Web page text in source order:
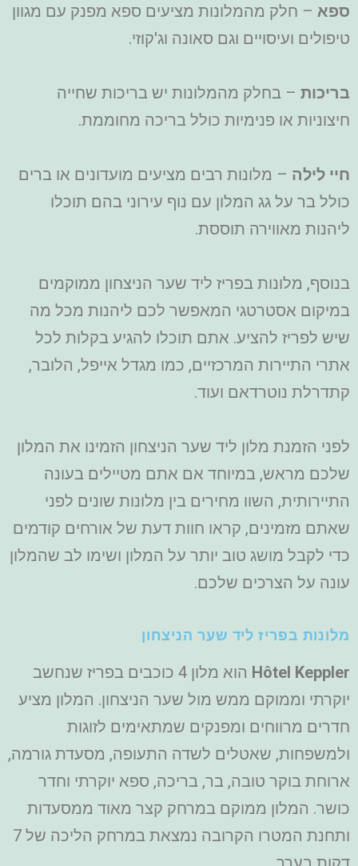
ספא – חלק מהמלונות מציעים ספא מפנק עם מגוון
טיפולים ועיסויים וגם סאונה וג'קוזי.
בריכות – בחלק מהמלונות יש בריכות שחייה
חיצוניות או פנימיות כולל בריכה מחוממת.
חיי לילה – מלונות רבים מציעים מועדונים או ברים
כולל בר על גג המלון עם נוף עירוני בהם תוכלו
ליהנות מאווירה תוססת.
בנוסף, מלונות בפריז ליד שער הניצחון ממוקמים
במיקום אסטרטגי המאפשר לכם ליהנות מכל מה
שיש לפריז להציע. אתם תוכלו להגיע בקלות לכל
אתרי התיירות המרכזיים, כמו מגדל אייפל, הלובר,
קתדרלת נוטרדאם ועוד.
לפני הזמנת מלון ליד שער הניצחון הזמינו את המלון
שלכם מראש, במיוחד אם אתם מטיילים בעונה
התיירותית, השוו מחירים בין מלונות שונים לפני
שאתם מזמינים, קראו חוות דעת של אורחים קודמים
כדי לקבל מושג טוב יותר על המלון ושימו לב שהמלון
עונה על הצרכים שלכם.
מלונות בפריז ליד שער הניצחון
Hôtel Keppler
הוא מלון 4 כוכבים בפריז שנחשב
יוקרתי וממוקם ממש מול שער הניצחון. המלון מציע
חדרים מרווחים ומפנקים שמתאימים לזוגות
ולמשפחות, שאטלים לשדה התעופה, מסעדת גורמה,
ארוחת בוקר טובה, בר, בריכה, ספא יוקרתי וחדר
כושר. המלון ממוקם במרחק קצר מאוד ממסעדות
ותחנת המטרו הקרובה נמצאת במרחק הליכה של 7